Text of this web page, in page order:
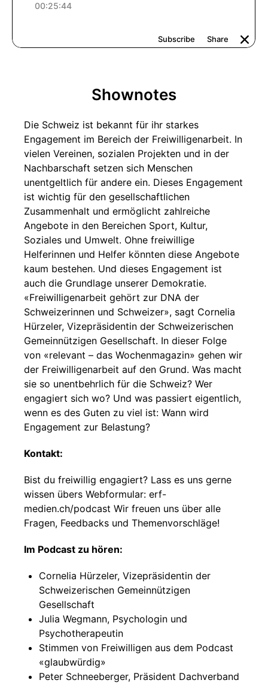
Shownotes
Die Schweiz ist bekannt für ihr starkes
Engagement im Bereich der Freiwilligenarbeit. In
vielen Vereinen, sozialen Projekten und in der
Nachbarschaft setzen sich Menschen
unentgeltlich für andere ein. Dieses Engagement
ist wichtig für den gesellschaftlichen
Zusammenhalt und ermöglicht zahlreiche
Angebote in den Bereichen Sport, Kultur,
Soziales und Umwelt. Ohne freiwillige
Helferinnen und Helfer könnten diese Angebote
kaum bestehen. Und dieses Engagement ist
auch die Grundlage unserer Demokratie.
«Freiwilligenarbeit gehört zur DNA der
Schweizerinnen und Schweizer», sagt Cornelia
Hürzeler, Vizepräsidentin der Schweizerischen
Gemeinnützigen Gesellschaft. In dieser Folge
von «relevant – das Wochenmagazin» gehen wir
der Freiwilligenarbeit auf den Grund. Was macht
sie so unentbehrlich für die Schweiz? Wer
engagiert sich wo? Und was passiert eigentlich,
wenn es des Guten zu viel ist: Wann wird
Engagement zur Belastung?
Kontakt:
Bist du freiwillig engagiert? Lass es uns gerne
wissen übers Webformular: erf-
medien.ch/podcast Wir freuen uns über alle
Fragen, Feedbacks und Themenvorschläge!
Im Podcast zu hören:
Cornelia Hürzeler, Vizepräsidentin der
Schweizerischen Gemeinnützigen
Gesellschaft
Julia Wegmann, Psychologin und
Psychotherapeutin
Stimmen von Freiwilligen aus dem Podcast
«glaubwürdig»
Peter Schneeberger, Präsident Dachverband